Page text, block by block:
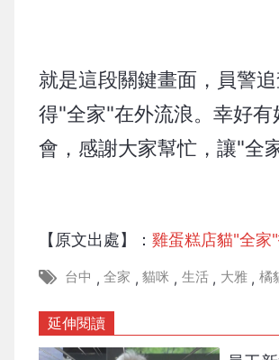
就是這段關鍵畫面，員警
得"全家"在外流浪。幸好
會，感謝大家幫忙，讓"全
【原文出處】：雞蛋糕店貓"全家
台中 , 全家 , 貓咪 , 生活 , 大雅 , 橘
延伸閱讀